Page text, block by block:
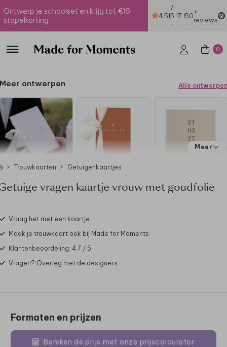
Ontwerp je schoolset en krijg tot €15
stapelkorting
4.51
/
5
-
17.150+
reviews
0
Meer ontwerpen Alle ontwerpen
Meer
Trouwkaarten Getuigenkaartjes
vragen kaartje vrouw met goudfolie
Vraag het met een kaartje
Maak je trouwkaart ook bij Made for Moments
Klantenbeoordeling: 4.7 / 5
Vragen? Overleg met de designers
Formaten en prijzen
Bereken de prijs met onze prijscalculator